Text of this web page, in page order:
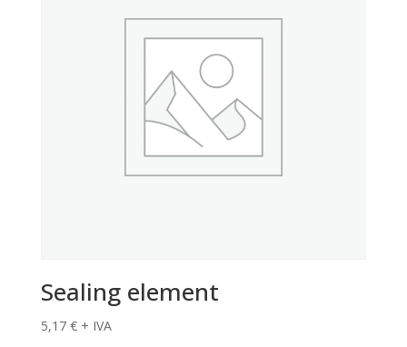
Sealing element
5,17 € + IVA